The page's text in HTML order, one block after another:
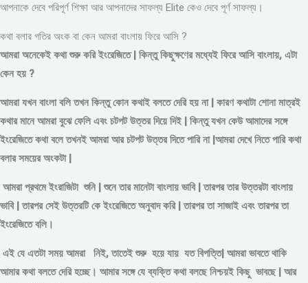
আপনাকে দেবে পরিপূর্ণ শিক্ষা আর আপনাদের সাফল্য Elite কেও দেবে পূর্ণ সাফল্য।
কথা বলার গতির অংক বা কেন আমরা বাংলায় ফিরে আসি ?
আমরা অনেকেই কথা শুরু করি ইংরেজিতে | কিন্তু কিছুক্ষণের মধ্যেই ফিরে আসি বাংলায়, এটা
কেন হয় ?
আমরা যখন বাংলা বলি তখন কিন্তু কোন কথাই বলতে দেরি হয় না | কারণ কথাটা শোনা মাত্রই
কথার মানে আমরা বুঝে ফেলি এবং চটপট উত্তর দিয়ে দিই | কিন্তু যখন কেউ আমাদের সঙ্গে
ইংরেজিতে কথা বলে তখনই আমরা আর চটপট উত্তর দিতে পারি না |আমরা দেখে নিতে পারি কথা
বলার সময়ের অংকটা |
আমরা প্রথমে ইংরাজিটা শুনি | শুনে তার মানেটা বাংলায় ভাবি | তারপর তার উত্তরটা বাংলায়
ভাবি | তারপর সেই উত্তরটি কে ইংরেজিতে অনুবাদ করি | তারপর তা সাজাই এবং তারপর তা
ইংরেজিতে বলি।
এই যে এতটা সময় আমরা নিই, তাতেই শুরু হয়ে যায় যত বিপত্তি| আমরা ভাবতে থাকি
আমার কথা বলতে দেরি হচ্ছে। আমার সঙ্গে যে ব্যক্তি কথা বলছে নিশ্চয়ই কিছু ভাবছে | আর